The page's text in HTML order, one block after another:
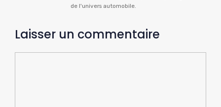
de l'univers automobile.
Laisser un commentaire